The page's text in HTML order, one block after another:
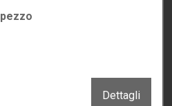
pezzo
Dettagli